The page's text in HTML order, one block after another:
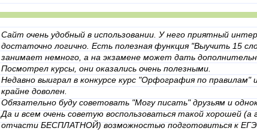
Сайт очень удобный в использовании. У него приятный
достаточно логично. Есть полезная функция "Выучить 15
занимает немного, а на экзамене может дать
Посмотрел курсы, они оказались очень полезными.
Недавно выиграл в конкурсе курс "Орфография по правилам"
крайне доволен.
Обязательно буду советовать "Могу писать" друзьям и
Да и всем очень советую воспользоваться такой хорошей (а
отчасти БЕСПЛАТНОЙ) возможностью подготовиться к ЕГЭ